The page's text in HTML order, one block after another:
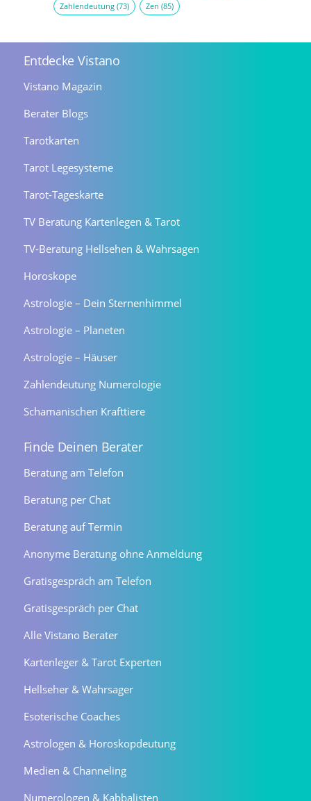
Zahlendeutung(73) Zen (85)
Entdecke Vistano
Vistano Magazin
Berater Blogs
Tarotkarten
Tarot Legesysteme
Tarot-Tageskarte
TV Beratung Kartenlegen & Tarot
TV-Beratung Hellsehen & Wahrsagen
Horoskope
Astrologie – Dein Sternenhimmel
Astrologie – Planeten
Astrologie – Häuser
Zahlendeutung Numerologie
Schamanischen Krafttiere
Finde Deinen Berater
Beratung am Telefon
Beratung per Chat
Beratung auf Termin
Anonyme Beratung ohne Anmeldung
Gratisgespräch am Telefon
Gratisgespräch per Chat
Alle Vistano Berater
Kartenleger & Tarot Experten
Hellseher & Wahrsager
Esoterische Coaches
Astrologen & Horoskopdeutung
Medien & Channeling
Numerologen & Kabbalisten